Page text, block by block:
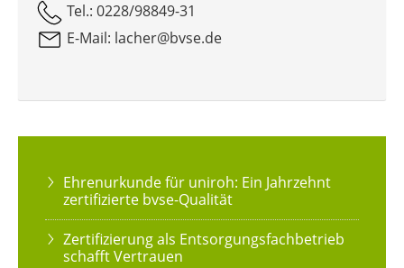
Tel.: 0228/98849-31
E-Mail: lacher@bvse.de
Ehrenurkunde für uniroh: Ein Jahrzehnt
zertifizierte bvse-Qualität
Zertifizierung als Entsorgungsfachbetrieb
schafft Vertrauen